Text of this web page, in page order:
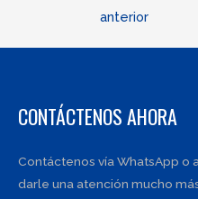
anterior
CONTÁCTENOS AHORA
Contáctenos vía WhatsApp o
darle una atención mucho